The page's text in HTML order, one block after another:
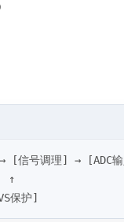
[信号调理] → [ADC
↑
保护]